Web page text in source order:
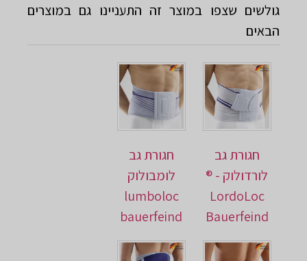
גולשים שצפו במוצר זה התעניינו גם במוצרים
הבאים
חגורת גב
לורדולוק - ®
LordoLoc
Bauerfeind
חגורת גב
לומבולוק
lumboloc
bauerfeind